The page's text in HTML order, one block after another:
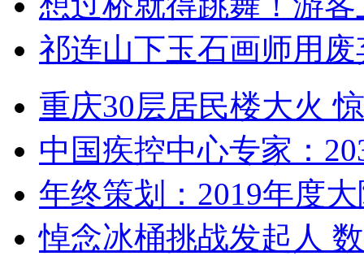
祁连山下玉石画师用
重庆30层居民楼大火
中国疾控中心专家：
年终策划：2019年度
悼念冰桶挑战发起人